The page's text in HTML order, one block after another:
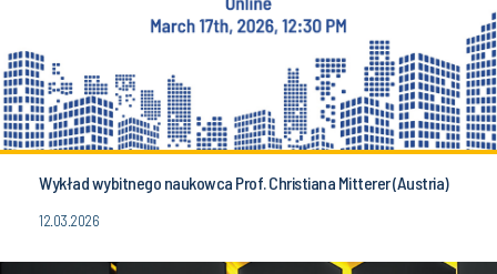
Wykład wybitnego naukowca Prof. Christiana Mitterer (Austria)
12.03.2026